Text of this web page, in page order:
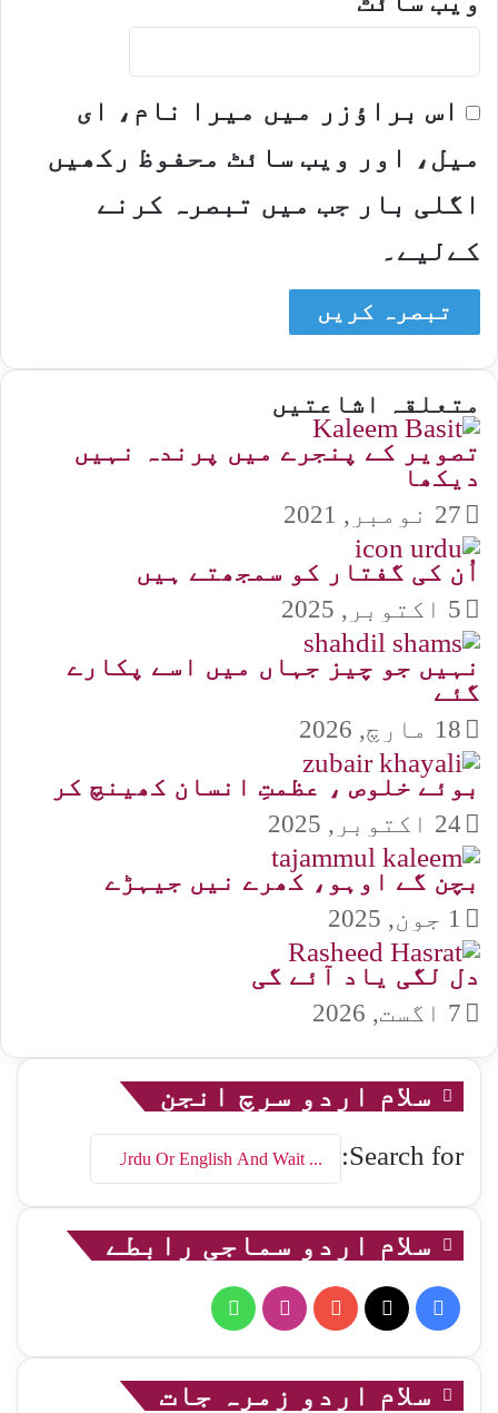
اس براؤزر میں میرا نام، ای
میل، اور ویب سائٹ محفوظ رکھیں
اگلی بار جب میں تبصرہ کرنے
کےلیے۔
متعلقہ اشاعتیں
تصویر کے پنجرے میں پرندہ نہیں
دیکھا
27 نومبر, 2021
اُن کی گفتار کو سمجھتے ہیں
5 اکتوبر, 2025
نہیں جو چیز جہاں میں اسے پکارے
گئے
18 مارچ, 2026
بوئے خلوص ، عظمتِ انسان کھینچ کر
24 اکتوبر, 2025
بچن گے اوہو، کھرے نیں جیہڑے
1 جون, 2025
دل لگی یاد آئے گی
7 اگست, 2026
سلام اردو سرچ انجن
Search for:
سلام اردو سماجی رابطے
Facebook
YouTube
Instagram
WhatsApp
سلام اردو زمرہ جات